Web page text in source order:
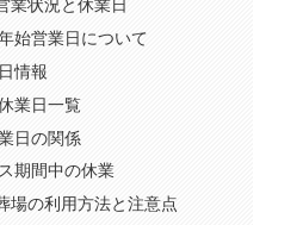
業状況と休業日
始営業日について
情報
業日一覧
日の関係
期間中の休業
場の利用方法と注意点